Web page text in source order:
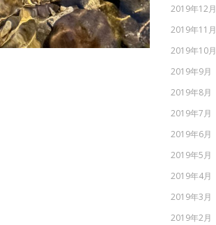
2019年12月
2019年11月
2019年10月
2019年9月
2019年8月
2019年7月
2019年6月
2019年5月
2019年4月
2019年3月
2019年2月